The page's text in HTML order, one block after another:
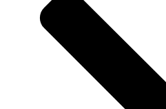
Uli Rothfuss